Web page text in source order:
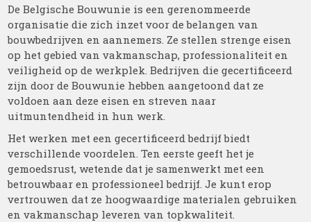
De Belgische Bouwunie is een gerenommeerde
organisatie die zich inzet voor de belangen van
bouwbedrijven en aannemers. Ze stellen strenge eisen
op het gebied van vakmanschap, professionaliteit en
veiligheid op de werkplek. Bedrijven die gecertificeerd
zijn door de Bouwunie hebben aangetoond dat ze
voldoen aan deze eisen en streven naar
uitmuntendheid in hun werk.
Het werken met een gecertificeerd bedrijf biedt
verschillende voordelen. Ten eerste geeft het je
gemoedsrust, wetende dat je samenwerkt met een
betrouwbaar en professioneel bedrijf. Je kunt erop
vertrouwen dat ze hoogwaardige materialen gebruiken
en vakmanschap leveren van topkwaliteit.